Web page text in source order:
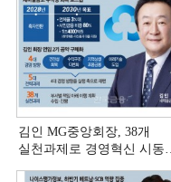
김인 MG중앙회장, 38개
실천과제로 경영혁신 시동